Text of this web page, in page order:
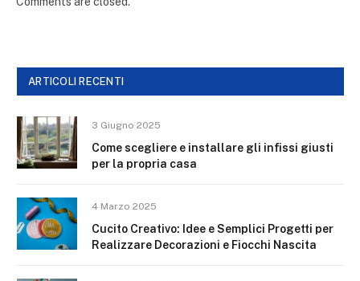
ARTICOLI RECENTI
3 Giugno 2025
Come scegliere e installare gli infissi giusti
per la propria casa
4 Marzo 2025
Cucito Creativo: Idee e Semplici Progetti per
Realizzare Decorazioni e Fiocchi Nascita